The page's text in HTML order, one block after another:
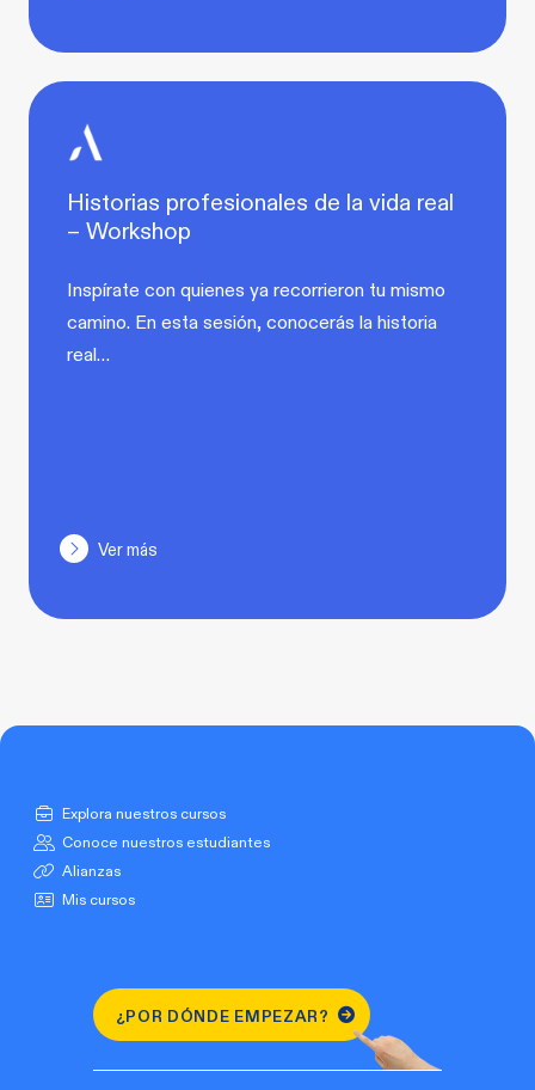
Historias profesionales de la vida real
– Workshop
Inspírate con quienes ya recorrieron tu mismo
camino. En esta sesión, conocerás la historia
real…
Ver más
Explora nuestros cursos
Conoce nuestros estudiantes
Alianzas
Mis cursos
¿POR DÓNDE EMPEZAR?